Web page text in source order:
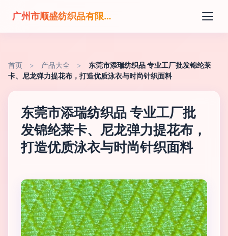
广州市顺盛纺织品有限公司
首页 > 产品大全 >
东莞市添瑞纺织品 专业工厂批发锦纶莱
卡、尼龙弹力提花布，打造优质泳衣与时尚针织面料
东莞市添瑞纺织品 专业工厂批
发锦纶莱卡、尼龙弹力提花布，
打造优质泳衣与时尚针织面料